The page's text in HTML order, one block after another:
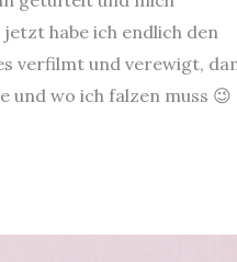
jetzt habe ich endlich den
verfilmt und verewigt,
und wo ich falzen muss 😉